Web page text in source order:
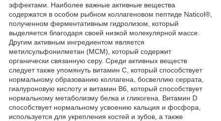
эффектами. Наиболее важные активные вещества
содержатся в особом рыбном коллагеновом пептиде Naticol®,
полученном ферментативным гидролизом, который
выделяется благодаря своей низкой молекулярной массе.
Другим активным ингредиентом является
метилсульфонилметан (МСМ), который содержит
органически связанную серу. Среди активных веществ
следует также упомянуть витамин C, который способствует
нормальному образованию коллагена, босвеллию серрата,
гиалуроновую кислоту и витамин B6, который способствует
нормальному метаболизму белка и гликогена. Витамин D
способствует нормальному усвоению кальция и фосфора,
используется для укрепления костей и зубов, а также